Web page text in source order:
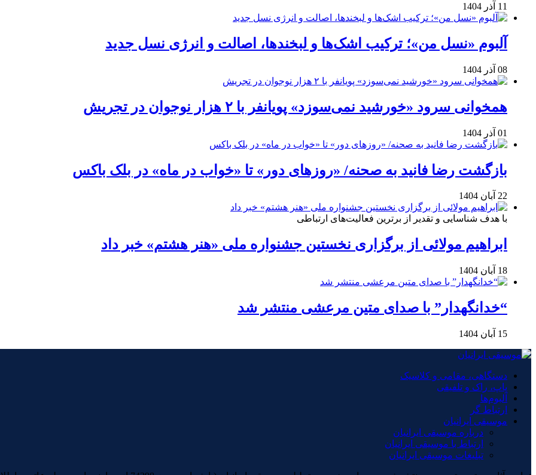
11 آذر 1404
آلبوم «نسل من»؛ ترکیب اشک‌ها و لبخندها، اصالت و انرژی نسل جدید
08 آذر 1404
همخوانی سرود «خورشید نمی‌سوزد» پویانفر با ۲ هزار نوجوان در تجریش
01 آذر 1404
بازگشت رضا فانید به صحنه/ «روزهای دور» تا «خواب در ماه» در بلک باکس
22 آبان 1404
با هدف شناسایی و تقدیر از برترین فعالیت‌های ارتباطی
ابراهیم مولائی از برگزاری نخستین جشنواره ملی «هنر هشتم» خبر داد
18 آبان 1404
“خدانگهدار” با صدای متین مرعشی منتشر شد
15 آبان 1404
دستگاهی، مقامی و کلاسیک
پاپ، راک و تلفیقی
آلبوم‌ها
ارتباط گر
موسیقی ایرانیان
درباره موسیقی ایرانیان
ارتباط با موسیقی ایرانیان
تبلیغات موسیقی ایرانیان